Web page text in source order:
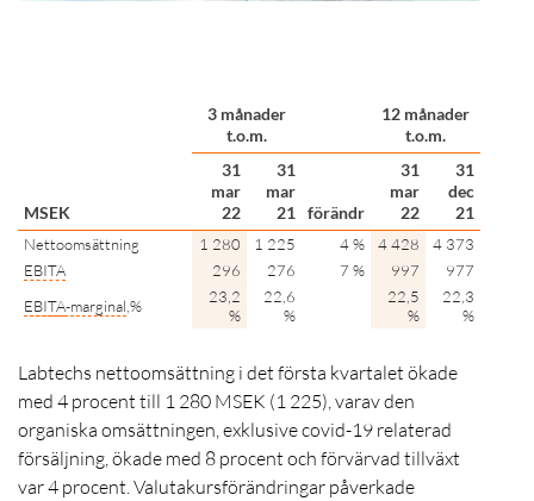
3 månader
t.o.m.
12 månader
t.o.m.
MSEK
31
mar
22
31
mar
21
förändr
31
mar
22
31
dec
21
Nettoomsättning 1 280 1 225 4 % 4 428
4 373
EBITA
296 276 7 % 997
977
EBITA-marginal,%
23,2
%
22,6
%
22,5
%
22,3
%
Labtechs nettoomsättning i det första kvartalet ökade
med 4 procent till 1 280 MSEK (1 225), varav den
organiska omsättningen, exklusive covid-19 relaterad
försäljning, ökade med 8 procent och förvärvad tillväxt
var 4 procent. Valutakursförändringar påverkade